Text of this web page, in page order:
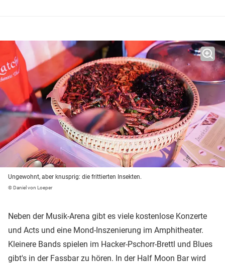
Ungewohnt, aber knusprig: die frittierten Insekten.
© Daniel von Loeper
Neben der Musik-Arena gibt es viele kostenlose Konzerte
und Acts und eine Mond-Inszenierung im Amphitheater.
Kleinere Bands spielen im Hacker-Pschorr-Brettl und Blues
gibt's in der Fassbar zu hören. In der Half Moon Bar wird